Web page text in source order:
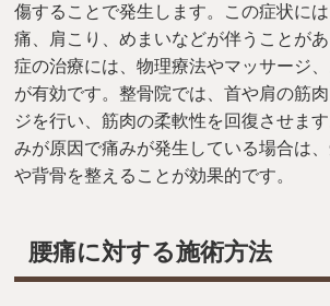
傷することで発生します。この症状に
痛、肩こり、めまいなどが伴うことが
症の治療には、物理療法やマッサージ
が有効です。整骨院では、首や肩の筋
ジを行い、筋肉の柔軟性を回復させま
みが原因で痛みが発生している場合は
や背骨を整えることが効果的です。
腰痛に対する施術方法